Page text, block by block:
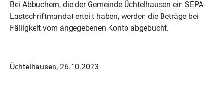
Bei Abbuchern, die der Gemeinde Üchtelhausen ein SEPA-
Lastschriftmandat erteilt haben, werden die Beträge bei
Fälligkeit vom angegebenen Konto abgebucht.
Üchtelhausen, 26.10.2023